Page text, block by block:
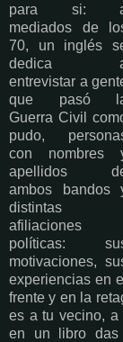
para si:
mediados de
70, un inglés
dedica
entrevistar a
que pasó
Guerra Civil
pudo,
con nombres
apellidos
ambos bandos
distintas
afiliaciones
políticas:
motivaciones,
experiencias en el
frente y en la
es a tu vecino, a
en un libro